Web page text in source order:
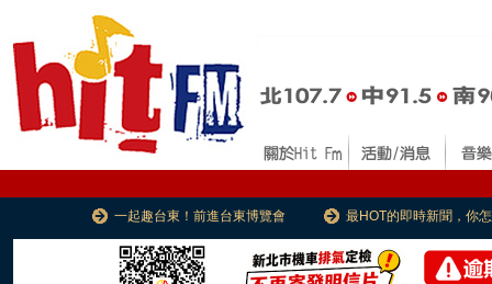
一起趣台東！前進台東博覽會 最HOT的即時新聞，你